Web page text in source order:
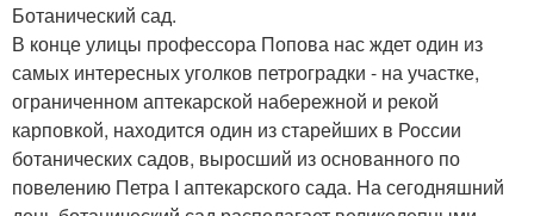
Ботанический сад.
В конце улицы профессора Попова нас ждет один из
самых интересных уголков петроградки - на участке,
ограниченном аптекарской набережной и рекой
карповкой, находится один из старейших в России
ботанических садов, выросший из основанного по
повелению Петра I аптекарского сада. На сегодняшний